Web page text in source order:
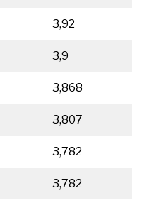
3,92
3,9
3,868
3,807
3,782
3,782